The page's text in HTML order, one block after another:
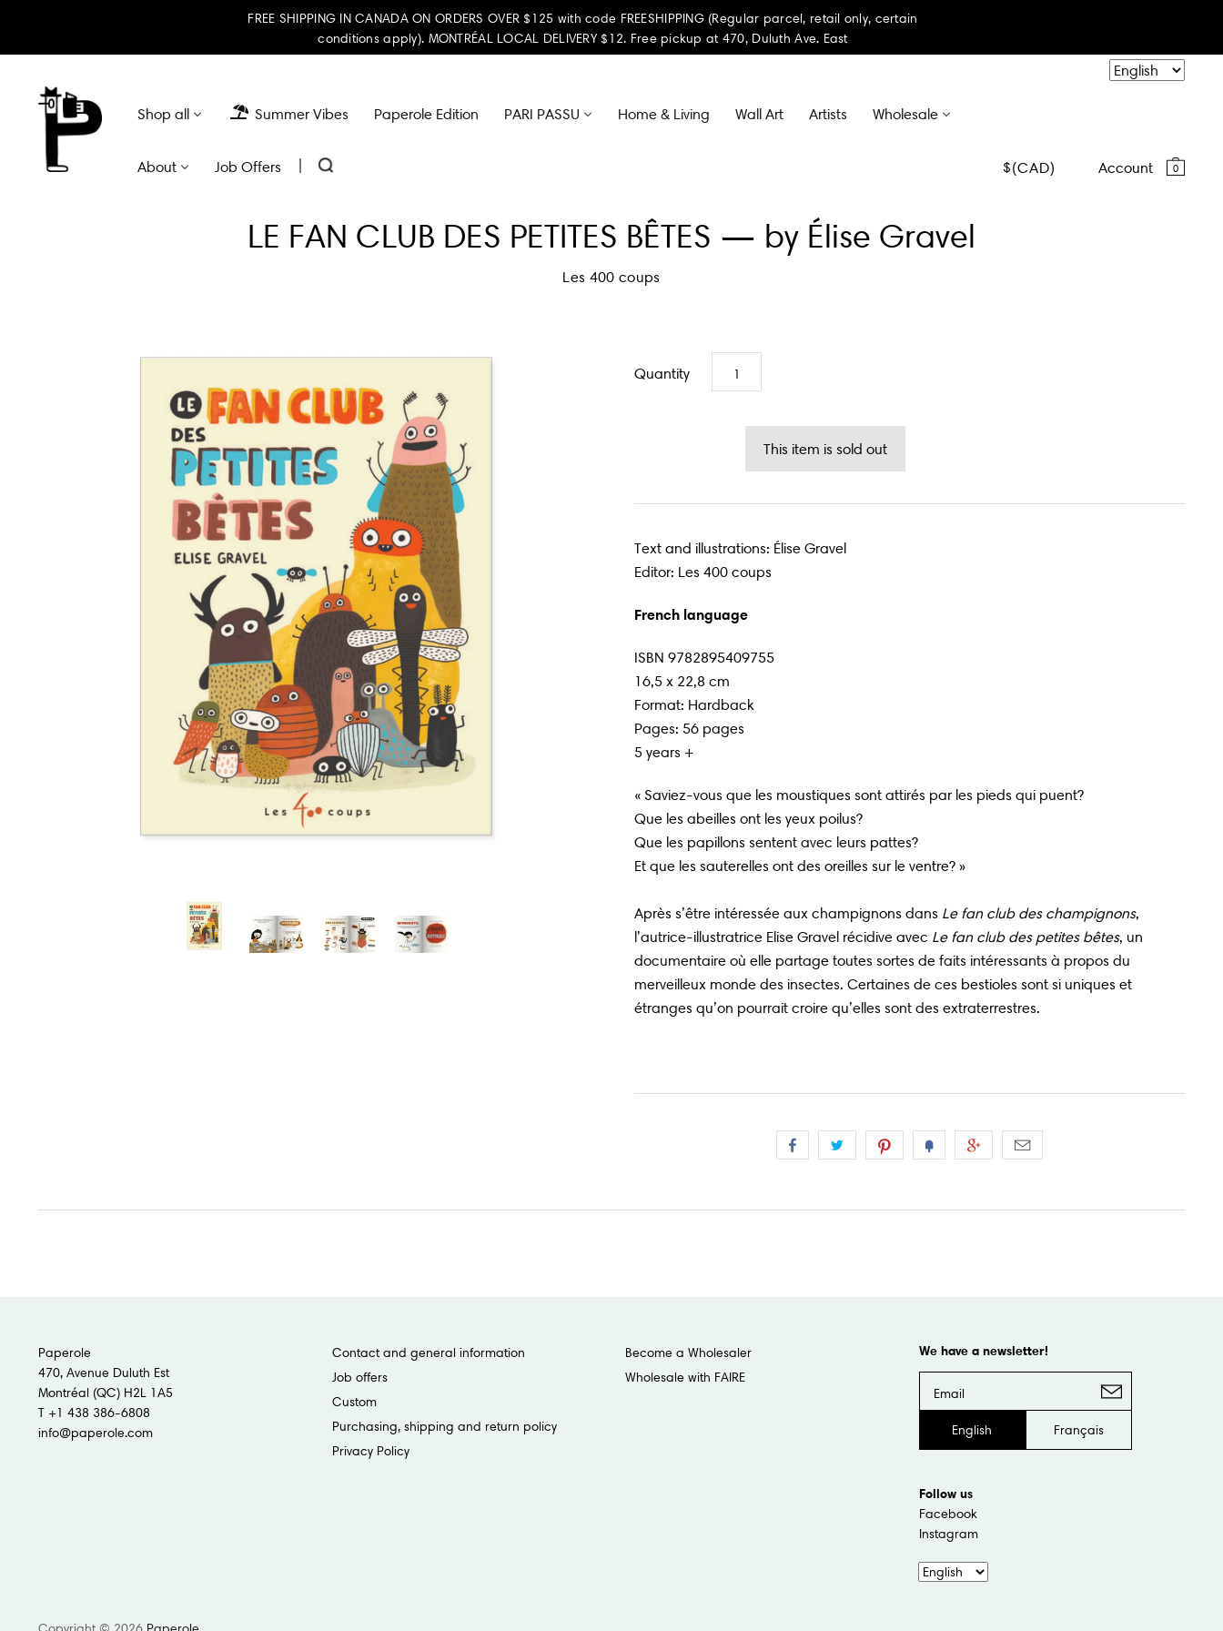
FREE SHIPPING IN CANADA ON ORDERS OVER $125 with code FREESHIPPING (Regular parcel, retail only, certain
conditions apply). MONTRÉAL LOCAL DELIVERY $12. Free pickup at 470, Duluth Ave. East
Shop all Summer Vibes Paperole Edition PARI PASSU Home & Living Wall Art Artists Wholesale
About Job Offers CAD Account 0
LE FAN CLUB DES PETITES BÊTES — by Élise Gravel
Les 400 coups
Quantity
Text and illustrations: Élise Gravel
Editor: Les 400 coups
French language
ISBN9782895409755
16,5 x 22,8 cm
Format: Hardback
Pages: 56 pages
5 years +
« Saviez-vous que les moustiques sont attirés par les pieds qui puent?
Que les abeilles ont les yeux poilus?
Que les papillons sentent avec leurs pattes?
Et que les sauterelles ont des oreilles sur le ventre? »
Après s’être intéressée aux champignons dans Le fan club des champignons,
l’autrice-illustratrice Elise Gravel récidive avec Le fan club des petites bêtes, un
documentaire où elle partage toutes sortes de faits intéressants à propos du
merveilleux monde des insectes. Certaines de ces bestioles sont si uniques et
étranges qu’on pourrait croire qu’elles sont des extraterrestres.
Paperole
470, Avenue Duluth Est
Montréal (QC) H2L 1A5
T +1 438 386-6808
info@paperole.com
Contact and general information
Job offers
Custom
Purchasing, shipping and return policy
Privacy Policy
Become a Wholesaler
Wholesale with FAIRE
We have a newsletter!
English Français
Follow us
Facebook
Instagram